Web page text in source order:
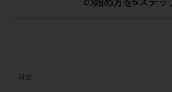
目次